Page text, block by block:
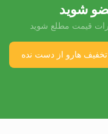
شوید
قیمت مطلع شوید